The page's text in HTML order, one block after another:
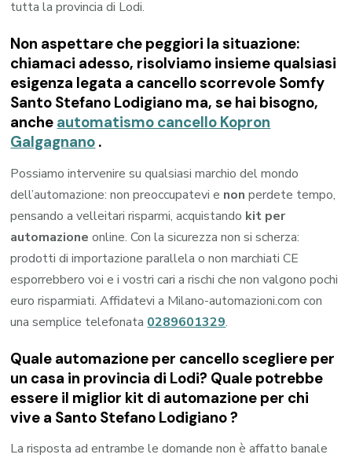
tutta la provincia di Lodi.
Non aspettare che peggiori la situazione:
chiamaci adesso, risolviamo insieme qualsiasi
esigenza legata a cancello scorrevole Somfy
Santo Stefano Lodigiano ma, se hai bisogno,
anche automatismo cancello Kopron
Galgagnano .
Possiamo intervenire su qualsiasi marchio del mondo
dell’automazione: non preoccupatevi e non perdete tempo,
pensando a velleitari risparmi, acquistando kit per
automazione online. Con la sicurezza non si scherza:
prodotti di importazione parallela o non marchiati CE
esporrebbero voi e i vostri cari a rischi che non valgono pochi
euro risparmiati. Affidatevi a Milano-automazioni.com con
una semplice telefonata 0289601329.
Quale automazione per cancello scegliere per
un casa in provincia di Lodi? Quale potrebbe
essere il miglior kit di automazione per chi
vive a Santo Stefano Lodigiano?
La risposta ad entrambe le domande non è affatto banale